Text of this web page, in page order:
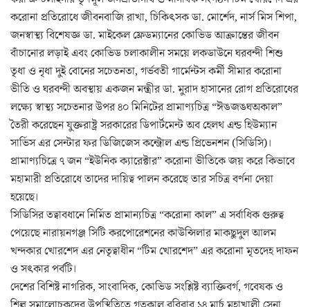
করোনা প্রতিরোধে জীবনবাজি রাখা, চিকিৎসক ডা. মোর্শেদ, নার্স মিস শিপা,
জনস্বাস্থ্য বিশেষজ্ঞ ডা. মাইকেল ফ্রেডম্যানের কোভিড আক্রান্তের জীবন
বাঁচানোর লড়াই এবং কোভিড চলাকালীন সময়ে লকডাউনে ঘরবন্দী শিশু
তৃধা ও নৃধা দুই বোনের সচেতনতা, গর্ভবতী গার্মেন্টস কর্মী সীমার করোনা
ভীতি ও ঘরবন্দী অবস্থায় একজন মন্ত্রীর ডা. মুরাদ হাসানের রোগ প্রতিরোধের
লক্ষ্যে স্বাস্থ্য সচেতনার উপর ৪০ মিনিটের প্রামাণ্যচিত্র “ঈঙজঙঘঅকাল”
তৈরী করেছেন যুক্তরাষ্ট্র সরকারের ডিপার্টমেন্ট অব হেলথ এন্ড হিউম্যান
সার্ভিস এর সেন্টার ফর ডিজিজেস কন্ট্রোল এন্ড প্রিভেনশন (সিডিসি)।
প্রামাণ্যচিত্রে ৭ জন “ইউনিক ক্যারেক্টার” করোনা ভীতিকে জয় করে কিভাবে
মহামারী প্রতিরোধে তাদের দায়িত্ব পালন করেছে তার সচিত্র বর্ণনা দেয়া
হয়েছে।
সিডিসির তত্বাবধানে নির্মিত প্রামান্যচিত্র “করোনা কাল” এ সর্বাধিক গুরুত্ব
পেয়েছে নারায়নগঞ্জ সিটি করপোরেশনের কাউন্সিলার মাকছুদুল আলম
খন্দকার খোরশেদ এর নেতৃত্বাধীন “টিম খোরশেদ” এর করোনা মৃতদেহ দাফন
ও সৎকার পর্বটি।
দেশের বিশিষ্ট নাগরিক, সাংবাদিক, কোভিড সংশ্লিষ্ট ব্যাক্তিবর্গ, গবেষক ও